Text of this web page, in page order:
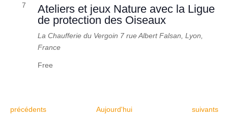
7
Ateliers et jeux Nature avec la Ligue
de protection des Oiseaux
La Chaufferie du Vergoin 7 rue Albert Falsan, Lyon,
France
Free
Évènements
précédents Aujourd'hui suivants